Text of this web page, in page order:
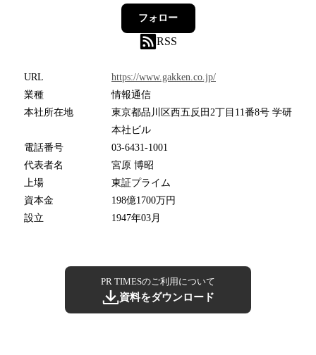
フォロー
RSS
URL
https://www.gakken.co.jp/
業種
情報通信
本社所在地
東京都品川区西五反田2丁目11番8号 学研
本社ビル
電話番号
03-6431-1001
代表者名
宮原 博昭
上場
東証プライム
資本金
198億1700万円
設立
1947年03月
PR TIMESのご利用について
資料をダウンロード